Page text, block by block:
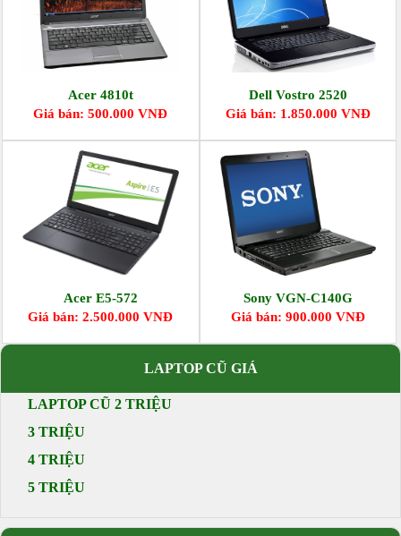
Acer 4810t
Giá bán: 500.000 VNĐ
Dell Vostro 2520
Giá bán: 1.850.000 VNĐ
Acer E5-572
Giá bán: 2.500.000 VNĐ
Sony VGN-C140G
Giá bán: 900.000 VNĐ
LAPTOP CŨ GIÁ
LAPTOP CŨ 2 TRIỆU
3 TRIỆU
4 TRIỆU
5 TRIỆU